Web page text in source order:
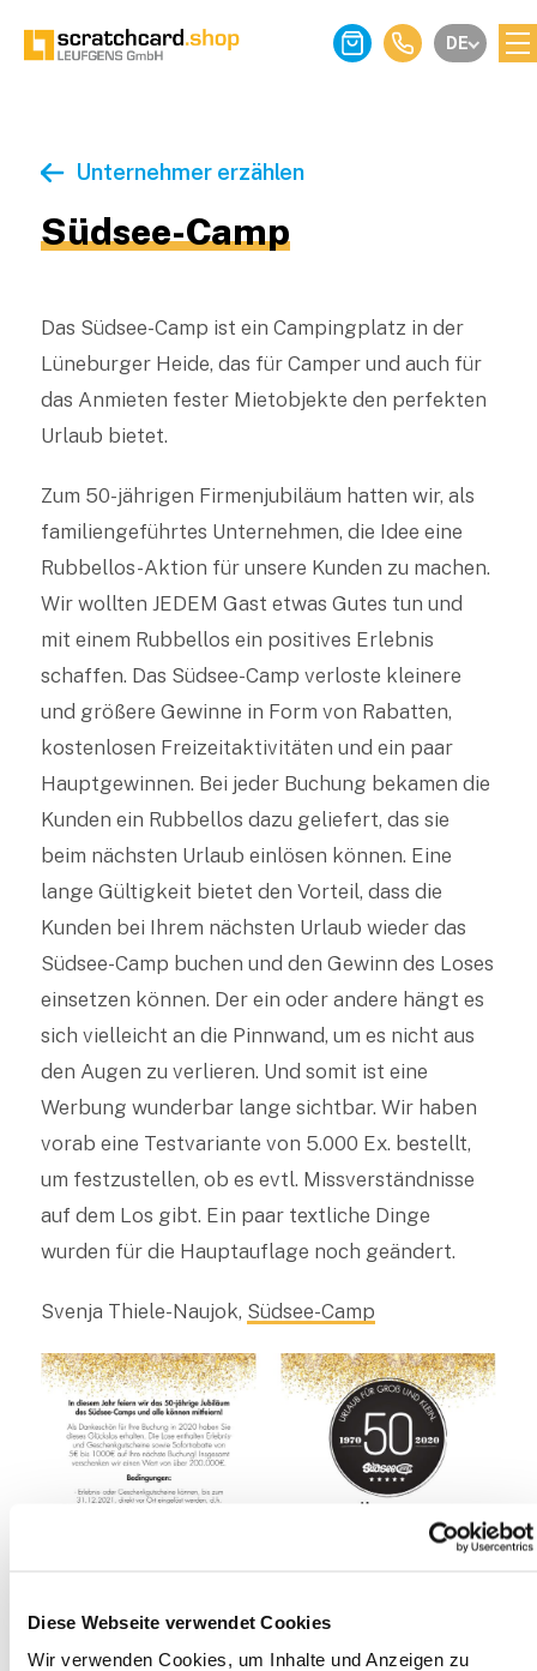
Diese Webseite verwendet Cookies
Wir verwenden Cookies, um Inhalte und Anzeigen zu
DE
Unternehmer erzählen
Südsee-Camp
Das Südsee-Camp ist ein Campingplatz in der
Lüneburger Heide, das für Camper und auch für
das Anmieten fester Mietobjekte den perfekten
Urlaub bietet.
Zum 50-jährigen Firmenjubiläum hatten wir, als
familiengeführtes Unternehmen, die Idee eine
Rubbellos-Aktion für unsere Kunden zu machen.
Wir wollten JEDEM Gast etwas Gutes tun und
mit einem Rubbellos ein positives Erlebnis
schaffen. Das Südsee-Camp verloste kleinere
und größere Gewinne in Form von Rabatten,
kostenlosen Freizeitaktivitäten und ein paar
Hauptgewinnen. Bei jeder Buchung bekamen die
Kunden ein Rubbellos dazu geliefert, das sie
beim nächsten Urlaub einlösen können. Eine
lange Gültigkeit bietet den Vorteil, dass die
Kunden bei Ihrem nächsten Urlaub wieder das
Südsee-Camp buchen und den Gewinn des Loses
einsetzen können. Der ein oder andere hängt es
sich vielleicht an die Pinnwand, um es nicht aus
den Augen zu verlieren. Und somit ist eine
Werbung wunderbar lange sichtbar. Wir haben
vorab eine Testvariante von 5.000 Ex. bestellt,
um festzustellen, ob es evtl. Missverständnisse
auf dem Los gibt. Ein paar textliche Dinge
wurden für die Hauptauflage noch geändert.
Svenja Thiele-Naujok, Südsee-Camp